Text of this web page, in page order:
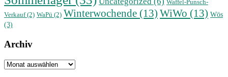
Waffel-Punsch-
Verkauf(2) WaPü (2) Winterwochende (13) WiWo (13) Wös
(3)
Archiv
Archiv